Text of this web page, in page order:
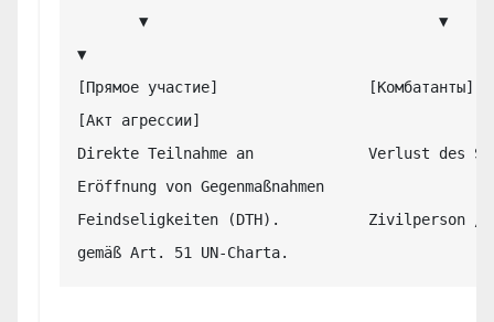
▼
[Прямое участие]                 [Комбатанты]
[Акт агрессии]
Direkte Teilnahme an             Verlust des
Eröffnung von Gegenmaßnahmen
Feindseligkeiten (DTH).          Zivilperson /